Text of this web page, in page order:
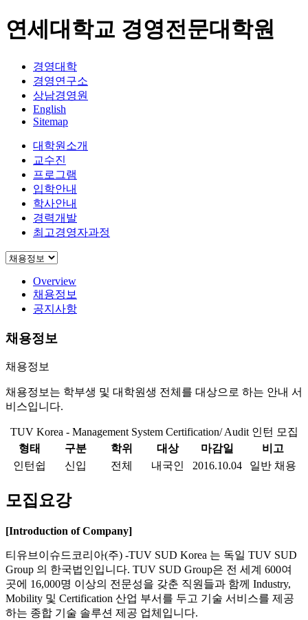
연세대학교 경영전문대학원
경영대학
경영연구소
상남경영원
English
Sitemap
대학원소개
교수진
프로그램
입학안내
학사안내
경력개발
최고경영자과정
Overview
채용정보
공지사항
채용정보
채용정보
채용정보는 학부생 및 대학원생 전체를 대상으로 하는 안내 서
비스입니다.
TUV Korea - Management System Certification/ Audit 인턴 모집
형태
구분 학위 대상 마감일
비고
인턴쉽
신입 전체 내국인 2016.10.04 일반 채용
모집요강
[Introduction of Company]
티유브이슈드코리아(주) -TUV SUD Korea 는 독일 TUV SUD
Group 의 한국법인입니다. TUV SUD Group은 전 세계 600여
곳에 16,000명 이상의 전문성을 갖춘 직원들과 함께 Industry,
Mobility 및 Certification 산업 부서를 두고 기술 서비스를 제공
하는 종합 기술 솔루션 제공 업체입니다.